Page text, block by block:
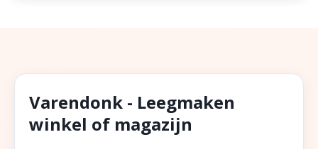
Varendonk - Leegmaken
winkel of magazijn